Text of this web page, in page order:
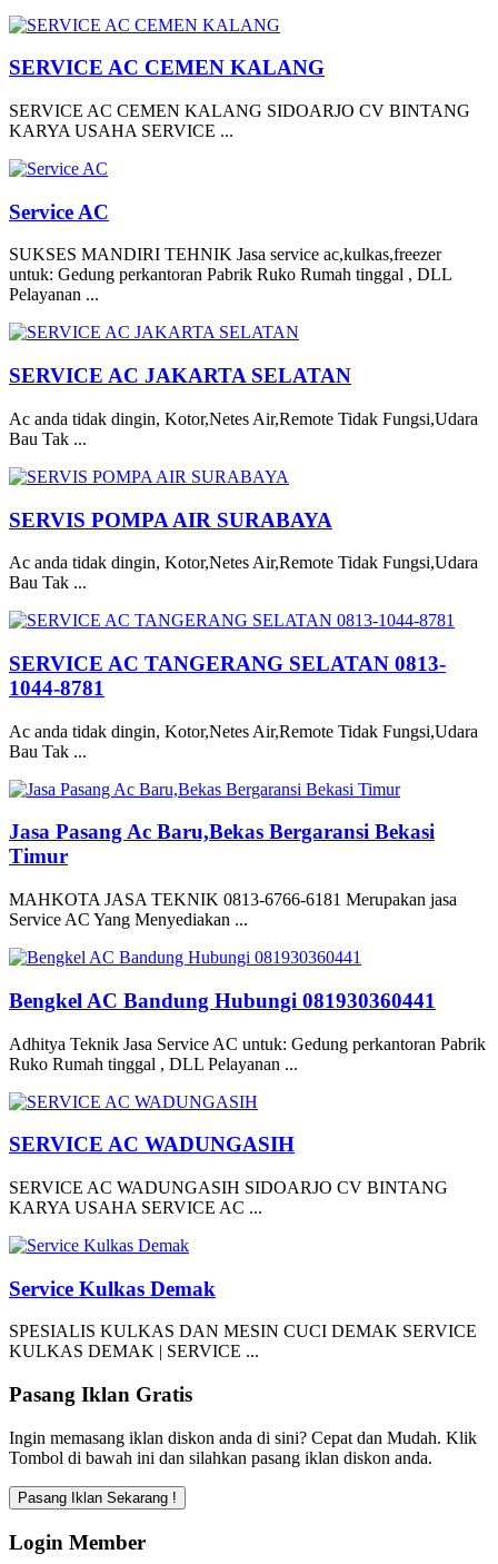
SERVICE AC CEMEN KALANG
SERVICE AC CEMEN KALANG SIDOARJO CV BINTANG
KARYA USAHA SERVICE ...
Service AC
SUKSES MANDIRI TEHNIK Jasa service ac,kulkas,freezer
untuk: Gedung perkantoran Pabrik Ruko Rumah tinggal , DLL
Pelayanan ...
SERVICE AC JAKARTA SELATAN
Ac anda tidak dingin, Kotor,Netes Air,Remote Tidak Fungsi,Udara
Bau Tak ...
SERVIS POMPA AIR SURABAYA
Ac anda tidak dingin, Kotor,Netes Air,Remote Tidak Fungsi,Udara
Bau Tak ...
SERVICE AC TANGERANG SELATAN 0813-
1044-8781
Ac anda tidak dingin, Kotor,Netes Air,Remote Tidak Fungsi,Udara
Bau Tak ...
Jasa Pasang Ac Baru,Bekas Bergaransi Bekasi
Timur
MAHKOTA JASA TEKNIK 0813-6766-6181 Merupakan jasa
Service AC Yang Menyediakan ...
Bengkel AC Bandung Hubungi 081930360441
Adhitya Teknik Jasa Service AC untuk: Gedung perkantoran Pabrik
Ruko Rumah tinggal , DLL Pelayanan ...
SERVICE AC WADUNGASIH
SERVICE AC WADUNGASIH SIDOARJO CV BINTANG
KARYA USAHA SERVICE AC ...
Service Kulkas Demak
SPESIALIS KULKAS DAN MESIN CUCI DEMAK SERVICE
KULKAS DEMAK | SERVICE ...
Pasang Iklan Gratis
Ingin memasang iklan diskon anda di sini? Cepat dan Mudah. Klik
Tombol di bawah ini dan silahkan pasang iklan diskon anda.
Login Member